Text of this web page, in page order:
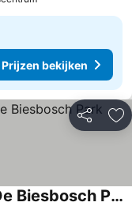
Prijzen bekijken
Delen
Holiday Home near Breda & De Biesbosch Park